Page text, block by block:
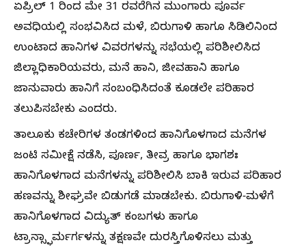
ಏಪ್ರಿಲ್ 1 ರಿಂದ ಮೇ 31 ರವರೆಗಿನ ಮುಂಗಾರು ಪೂರ್ವ
ಅವಧಿಯಲ್ಲಿ ಸಂಭವಿಸಿದ ಮಳೆ, ಬಿರುಗಾಳಿ ಹಾಗೂ ಸಿಡಿಲಿನಿಂದ
ಉಂಟಾದ ಹಾನಿಗಳ ವಿವರಗಳನ್ನು ಸಭೆಯಲ್ಲಿ ಪರಿಶೀಲಿಸಿದ
ಜಿಲ್ಲಾಧಿಕಾರಿಯವರು, ಮನೆ ಹಾನಿ, ಜೀವಹಾನಿ ಹಾಗೂ
ಜಾನುವಾರು ಹಾನಿಗೆ ಸಂಬಂಧಿಸಿದಂತೆ ಕೂಡಲೇ ಪರಿಹಾರ
ತಲುಪಿಸಬೇಕು ಎಂದರು.
ತಾಲೂಕು ಕಚೇರಿಗಳ ತಂಡಗಳಿಂದ ಹಾನಿಗೊಳಗಾದ ಮನೆಗಳ
ಜಂಟಿ ಸಮೀಕ್ಷೆ ನಡೆಸಿ, ಪೂರ್ಣ, ತೀವ್ರ ಹಾಗೂ ಭಾಗಶಃ
ಹಾನಿಗೊಳಗಾದ ಮನೆಗಳನ್ನು ಪರಿಶೀಲಿಸಿ ಬಾಕಿ ಇರುವ ಪರಿಹಾರ
ಹಣವನ್ನು ಶೀಘ್ರವೇ ಬಿಡುಗಡೆ ಮಾಡಬೇಕು. ಬಿರುಗಾಳಿ-ಮಳೆಗೆ
ಹಾನಿಗೊಳಗಾದ ವಿದ್ಯುತ್ ಕಂಬಗಳು ಹಾಗೂ
ಟ್ರಾನ್ಸ್ಫಾರ್ಮರ್ಗಳನ್ನು ತಕ್ಷಣವೇ ದುರಸ್ತಿಗೊಳಿಸಲು ಮತ್ತು